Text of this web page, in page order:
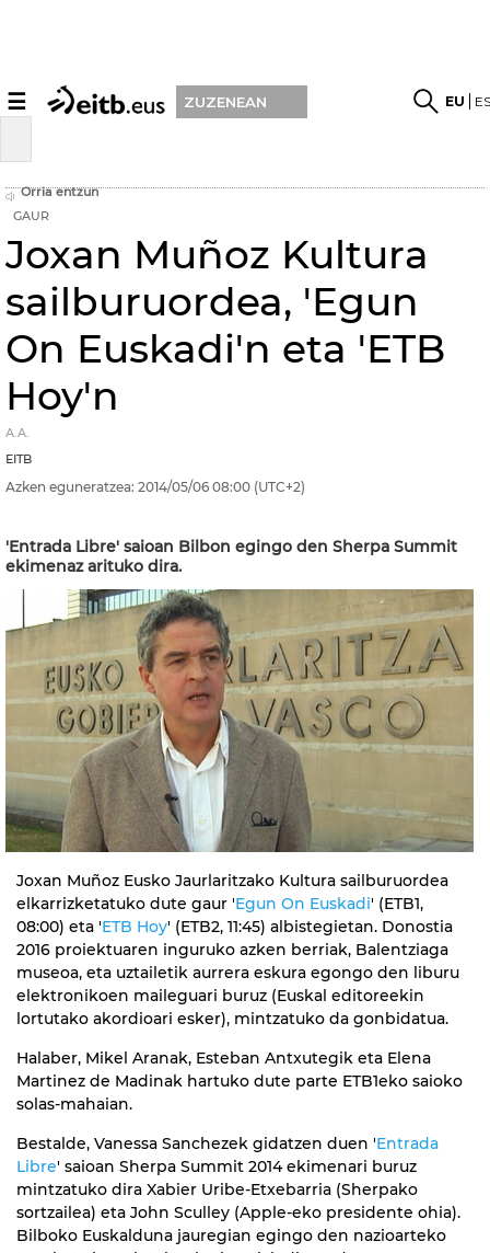
☰ ZUZENEAN EU
Orria entzun
GAUR
Joxan Muñoz Kultura
sailburuordea, 'Egun
On Euskadi'n eta 'ETB
Hoy'n
A.A.
EITB
Azken eguneratzea: 2014/05/06 08:00 (UTC+2)
'Entrada Libre' saioan Bilbon egingo den Sherpa Summit
ekimenaz arituko dira.
Joxan Muñoz Eusko Jaurlaritzako Kultura sailburuordea
elkarrizketatuko dute gaur 'Egun On Euskadi' (ETB1,
08:00) eta 'ETB Hoy' (ETB2, 11:45) albistegietan. Donostia
2016 proiektuaren inguruko azken berriak, Balentziaga
museoa, eta uztailetik aurrera eskura egongo den liburu
elektronikoen maileguari buruz (Euskal editoreekin
lortutako akordioari esker), mintzatuko da gonbidatua.
Halaber, Mikel Aranak, Esteban Antxutegik eta Elena
Martinez de Madinak hartuko dute parte ETB1eko saioko
solas-mahaian.
Bestalde, Vanessa Sanchezek gidatzen duen 'Entrada
Libre' saioan Sherpa Summit 2014 ekimenari buruz
mintzatuko dira Xabier Uribe-Etxebarria (Sherpako
sortzailea) eta John Sculley (Apple-eko presidente ohia).
Bilboko Euskalduna jauregian egingo den nazioarteko